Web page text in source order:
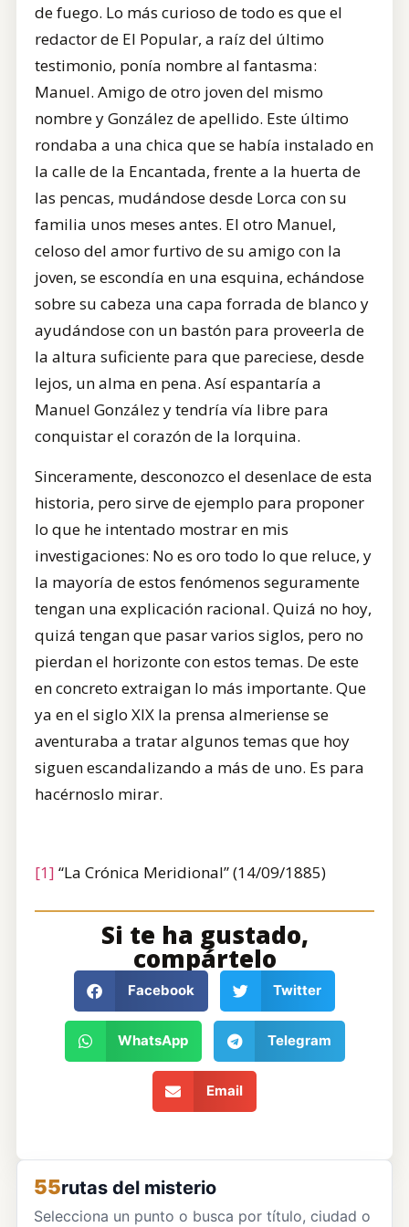
de fuego. Lo más curioso de todo es que el
redactor de El Popular, a raíz del último
testimonio, ponía nombre al fantasma:
Manuel. Amigo de otro joven del mismo
nombre y González de apellido. Este último
rondaba a una chica que se había instalado en
la calle de la Encantada, frente a la huerta de
las pencas, mudándose desde Lorca con su
familia unos meses antes. El otro Manuel,
celoso del amor furtivo de su amigo con la
joven, se escondía en una esquina, echándose
sobre su cabeza una capa forrada de blanco y
ayudándose con un bastón para proveerla de
la altura suficiente para que pareciese, desde
lejos, un alma en pena. Así espantaría a
Manuel González y tendría vía libre para
conquistar el corazón de la lorquina.
Sinceramente, desconozco el desenlace de esta
historia, pero sirve de ejemplo para proponer
lo que he intentado mostrar en mis
investigaciones: No es oro todo lo que reluce, y
la mayoría de estos fenómenos seguramente
tengan una explicación racional. Quizá no hoy,
quizá tengan que pasar varios siglos, pero no
pierdan el horizonte con estos temas. De este
en concreto extraigan lo más importante. Que
ya en el siglo XIX la prensa almeriense se
aventuraba a tratar algunos temas que hoy
siguen escandalizando a más de uno. Es para
hacérnoslo mirar.
[1] “La Crónica Meridional” (14/09/1885)
Si te ha gustado,
compártelo
Facebook Twitter
WhatsApp Telegram
Email
55rutas del misterio
Selecciona un punto o busca por título, ciudad o